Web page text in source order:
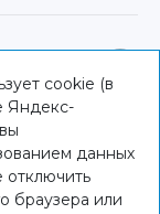
cookie (в
Яндекс-
данных
отключить
браузера или